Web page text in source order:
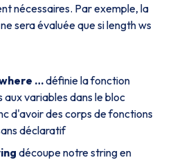
nécessaires. Par exemple, la
ne sera évaluée que silength ws
…définie la fonction
aux variables dans le bloc
d'avoir des corps de fonctions
déclaratif
découpe notrestringen